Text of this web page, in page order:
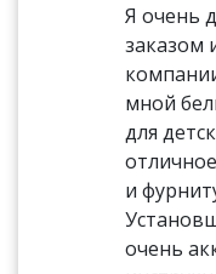
Я очень
заказом
мной
для
и
очень